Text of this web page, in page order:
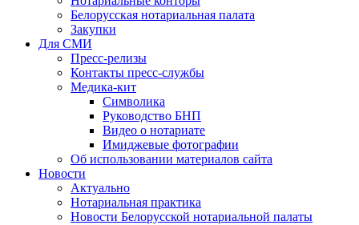
Белорусская нотариальная палата
Закупки
Для СМИ
Пресс-релизы
Контакты пресс-службы
Медика-кит
Символика
Руководство БНП
Видео о нотариате
Имиджевые фотографии
Об использовании материалов сайта
Новости
Актуально
Нотариальная практика
Новости Белорусской нотариальной палаты